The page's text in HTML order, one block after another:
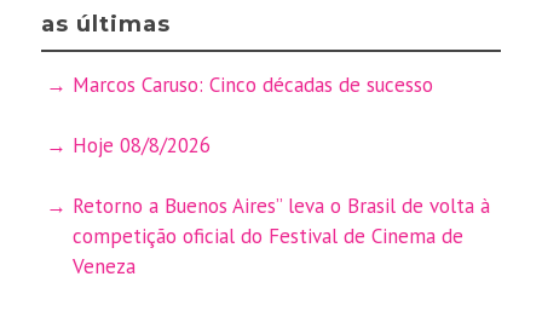
as últimas
Marcos Caruso: Cinco décadas de sucesso
Hoje 08/8/2026
Retorno a Buenos Aires” leva o Brasil de volta à
competição oficial do Festival de Cinema de
Veneza